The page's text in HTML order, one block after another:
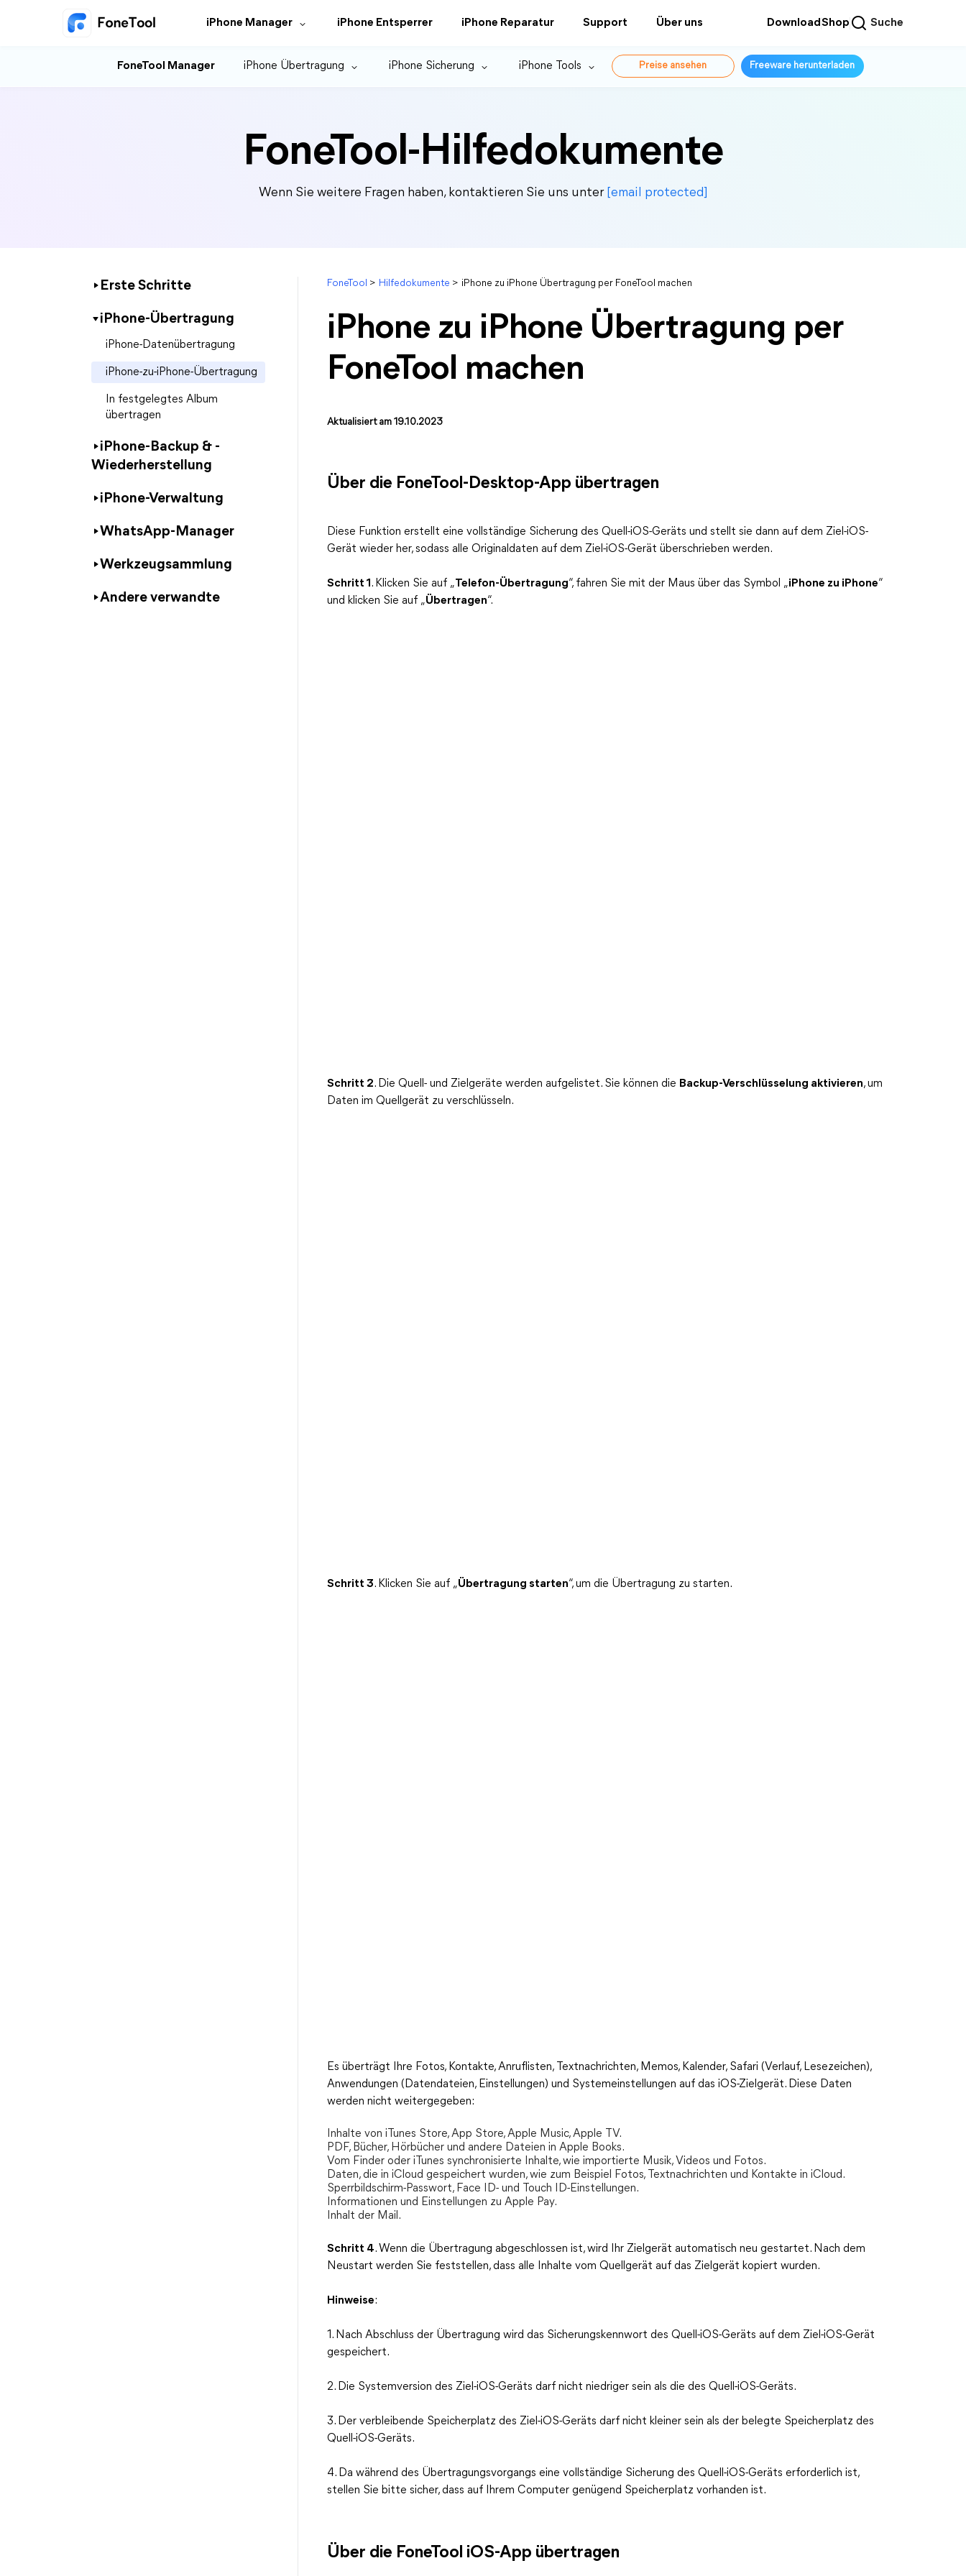
iPhone Manager iPhone Entsperrer iPhone Reparatur Support Über uns DownloadShop Suche
FoneTool Manager iPhone Übertragung iPhone Sicherung iPhone Tools Preise ansehen Freeware herunterladen
FoneTool-Hilfedokumente
Wenn Sie weitere Fragen haben, kontaktieren Sie uns unter [email protected]
Erste Schritte
iPhone-Übertragung
iPhone-Datenübertragung
iPhone-zu-iPhone-Übertragung
In festgelegtes Album
übertragen
iPhone-Backup & -
Wiederherstellung
iPhone-Verwaltung
WhatsApp-Manager
Werkzeugsammlung
Andere verwandte
FoneTool > Hilfedokumente > iPhone zu iPhone Übertragung per FoneTool machen
iPhone zu iPhone Übertragung per
FoneTool machen
Aktualisiert am 19.10.2023
Über die FoneTool-Desktop-App übertragen
Diese Funktion erstellt eine vollständige Sicherung des Quell-iOS-Geräts und stellt sie dann auf dem Ziel-iOS-
Gerät wieder her, sodass alle Originaldaten auf dem Ziel-iOS-Gerät überschrieben werden.
Schritt 1 . Klicken Sie auf „Telefon-Übertragung“, fahren Sie mit der Maus über das Symbol „iPhone zu iPhone“
und klicken Sie auf „Übertragen“.
Schritt 2. Die Quell- und Zielgeräte werden aufgelistet. Sie können die Backup-Verschlüsselung aktivieren, um
Daten im Quellgerät zu verschlüsseln.
Schritt 3. Klicken Sie auf „Übertragung starten“, um die Übertragung zu starten.
Es überträgt Ihre Fotos, Kontakte, Anruflisten, Textnachrichten, Memos, Kalender, Safari (Verlauf, Lesezeichen),
Anwendungen (Datendateien, Einstellungen) und Systemeinstellungen auf das iOS-Zielgerät. Diese Daten
werden nicht weitergegeben:
Inhalte von iTunes Store, App Store, Apple Music, Apple TV.
PDF, Bücher, Hörbücher und andere Dateien in Apple Books.
Vom Finder oder iTunes synchronisierte Inhalte, wie importierte Musik, Videos und Fotos.
Daten, die in iCloud gespeichert wurden, wie zum Beispiel Fotos, Textnachrichten und Kontakte in iCloud.
Sperrbildschirm-Passwort, Face ID- und Touch ID-Einstellungen.
Informationen und Einstellungen zu Apple Pay.
Inhalt der Mail.
Schritt 4. Wenn die Übertragung abgeschlossen ist, wird Ihr Zielgerät automatisch neu gestartet. Nach dem
Neustart werden Sie feststellen, dass alle Inhalte vom Quellgerät auf das Zielgerät kopiert wurden.
Hinweise:
1. Nach Abschluss der Übertragung wird das Sicherungskennwort des Quell-iOS-Geräts auf dem Ziel-iOS-Gerät
gespeichert.
2. Die Systemversion des Ziel-iOS-Geräts darf nicht niedriger sein als die des Quell-iOS-Geräts.
3. Der verbleibende Speicherplatz des Ziel-iOS-Geräts darf nicht kleiner sein als der belegte Speicherplatz des
Quell-iOS-Geräts.
4. Da während des Übertragungsvorgangs eine vollständige Sicherung des Quell-iOS-Geräts erforderlich ist,
stellen Sie bitte sicher, dass auf Ihrem Computer genügend Speicherplatz vorhanden ist.
Über die FoneTool iOS-App übertragen